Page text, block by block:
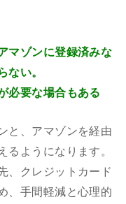
マゾンに登録済みな
ない。
必要な場合もある
と、アマゾンを経由
るようになります。
、クレジットカード
、手間軽減と心理的